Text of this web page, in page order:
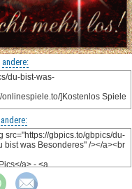
andere:
andere: